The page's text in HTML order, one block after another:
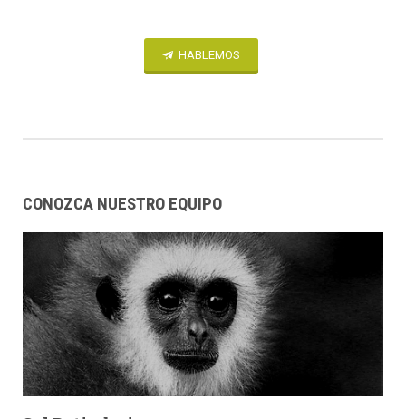
HABLEMOS
CONOZCA NUESTRO EQUIPO